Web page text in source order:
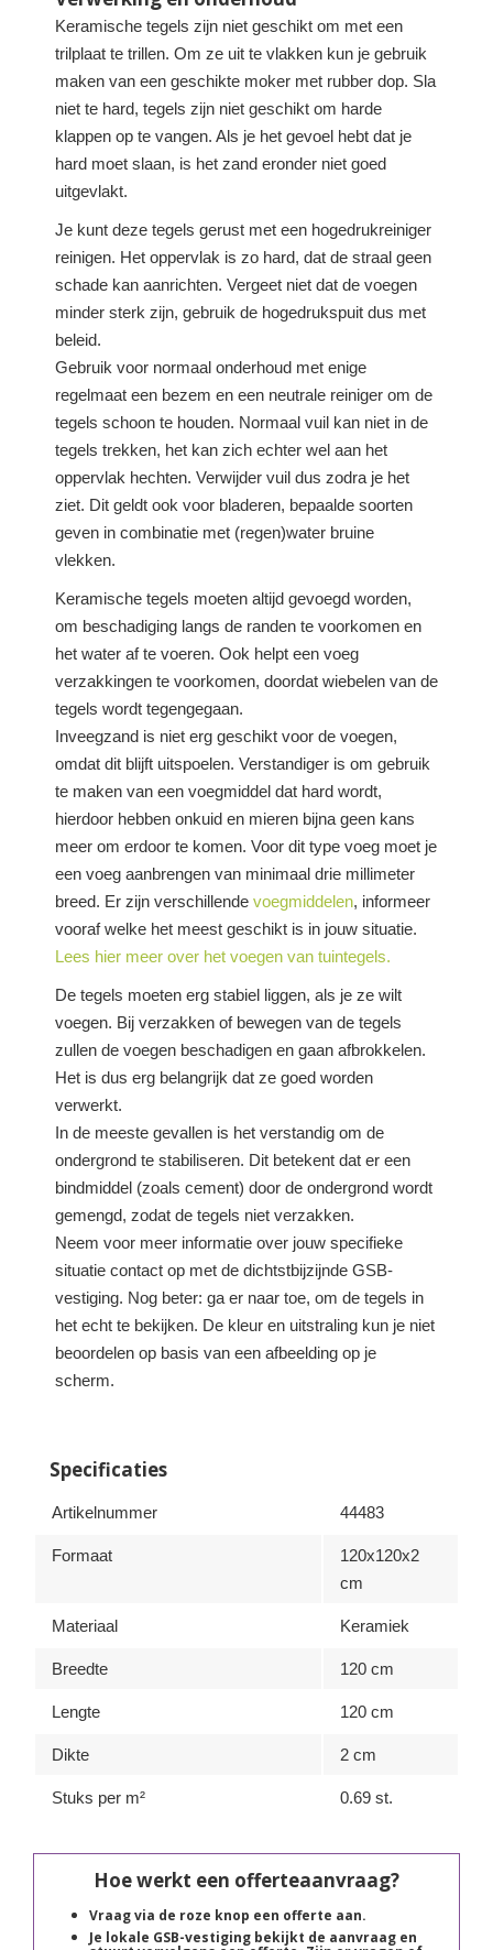
Keramische tegels zijn niet geschikt om met een
trilplaat te trillen. Om ze uit te vlakken kun je gebruik
maken van een geschikte moker met rubber dop. Sla
niet te hard, tegels zijn niet geschikt om harde
klappen op te vangen. Als je het gevoel hebt dat je
hard moet slaan, is het zand eronder niet goed
uitgevlakt.
Je kunt deze tegels gerust met een hogedrukreiniger
reinigen. Het oppervlak is zo hard, dat de straal geen
schade kan aanrichten. Vergeet niet dat de voegen
minder sterk zijn, gebruik de hogedrukspuit dus met
beleid.
Gebruik voor normaal onderhoud met enige
regelmaat een bezem en een neutrale reiniger om de
tegels schoon te houden. Normaal vuil kan niet in de
tegels trekken, het kan zich echter wel aan het
oppervlak hechten. Verwijder vuil dus zodra je het
ziet. Dit geldt ook voor bladeren, bepaalde soorten
geven in combinatie met (regen)water bruine
vlekken.
Keramische tegels moeten altijd gevoegd worden,
om beschadiging langs de randen te voorkomen en
het water af te voeren. Ook helpt een voeg
verzakkingen te voorkomen, doordat wiebelen van de
tegels wordt tegengegaan.
Inveegzand is niet erg geschikt voor de voegen,
omdat dit blijft uitspoelen. Verstandiger is om gebruik
te maken van een voegmiddel dat hard wordt,
hierdoor hebben onkuid en mieren bijna geen kans
meer om erdoor te komen. Voor dit type voeg moet je
een voeg aanbrengen van minimaal drie millimeter
breed. Er zijn verschillende voegmiddelen, informeer
vooraf welke het meest geschikt is in jouw situatie.
Lees hier meer over het voegen van tuintegels.
De tegels moeten erg stabiel liggen, als je ze wilt
voegen. Bij verzakken of bewegen van de tegels
zullen de voegen beschadigen en gaan afbrokkelen.
Het is dus erg belangrijk dat ze goed worden
verwerkt.
In de meeste gevallen is het verstandig om de
ondergrond te stabiliseren. Dit betekent dat er een
bindmiddel (zoals cement) door de ondergrond wordt
gemengd, zodat de tegels niet verzakken.
Neem voor meer informatie over jouw specifieke
situatie contact op met de dichtstbijzijnde GSB-
vestiging. Nog beter: ga er naar toe, om de tegels in
het echt te bekijken. De kleur en uitstraling kun je niet
beoordelen op basis van een afbeelding op je
scherm.
Specificaties
Artikelnummer 44483
Formaat
120x120x2
cm
Materiaal Keramiek
Breedte 120 cm
Lengte 120 cm
Dikte 2 cm
Stuks per m² 0.69 st.
Hoe werkt een offerteaanvraag?
Vraag via de roze knop een offerte aan.
Je lokale GSB-vestiging bekijkt de aanvraag en